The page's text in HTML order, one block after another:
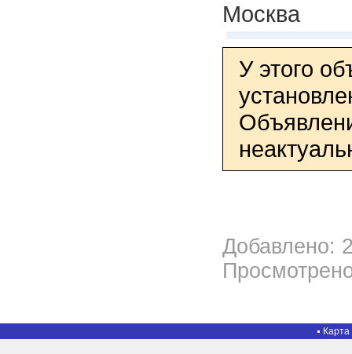
Москва
У этого
Добавлено:
Карта